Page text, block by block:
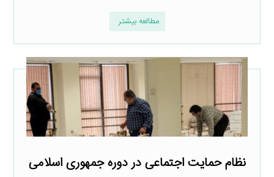
مطالعه بیشتر
نظام حمایت اجتماعی در دوره جمهوری اسلامی